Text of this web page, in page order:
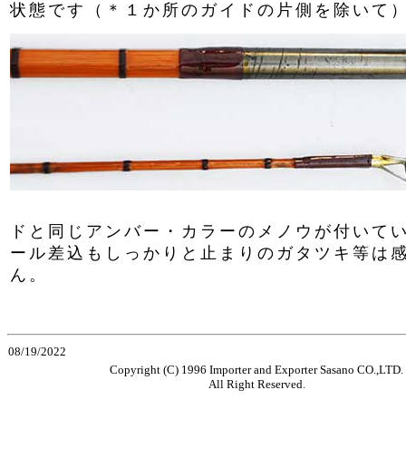
状態です（＊１か所のガイドの片側を除いて
ドと同じアンバー・カラーのメノウが付いて
ール差込もしっかりと止まりのガタツキ等は
ん。
08/19/2022
Copyright (C) 1996 Importer and Exporter Sasano CO.,LTD.
All Right Reserved.